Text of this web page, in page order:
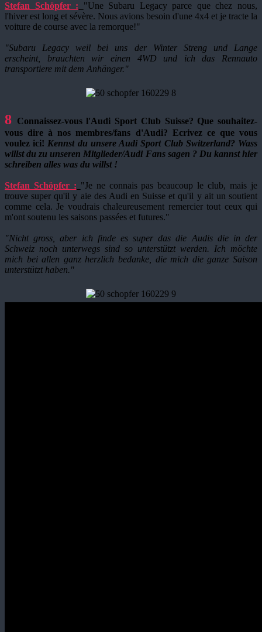
Stefan Schöpfer :
"Une Subaru Legacy parce que chez nous,
l'hiver est long et sévère. Nous avions besoin d'une 4x4 et je tracte la
voiture de course avec la remorque!"
"Subaru Legacy weil bei uns der Winter Streng und Lange
erscheint, brauchten wir einen 4WD und ich das Rennauto
transportiere mit dem Anhänger."
8 Connaissez-vous l'Audi Sport Club Suisse? Que souhaitez-
vous dire à nos membres/fans d'Audi? Ecrivez ce que vous
voulez ici! Kennst du unsere Audi Sport Club Switzerland? Wass
willst du zu unseren Mitglieder/Audi Fans sagen ? Du kannst hier
schreiben alles was du willst !
Stefan Schöpfer : "Je ne connais pas beaucoup le club, mais je
trouve super qu'il y aie des Audi en Suisse et qu'il y ait un soutient
comme cela. Je voudrais chaleureusement remercier tout ceux qui
m'ont soutenu les saisons passées et futures."
"Nicht gross, aber ich finde es super das die Audis die in der
Schweiz noch unterwegs sind so unterstützt werden. Ich möchte
mich bei allen ganz herzlich bedanke, die mich die ganze Saison
unterstützt haben."